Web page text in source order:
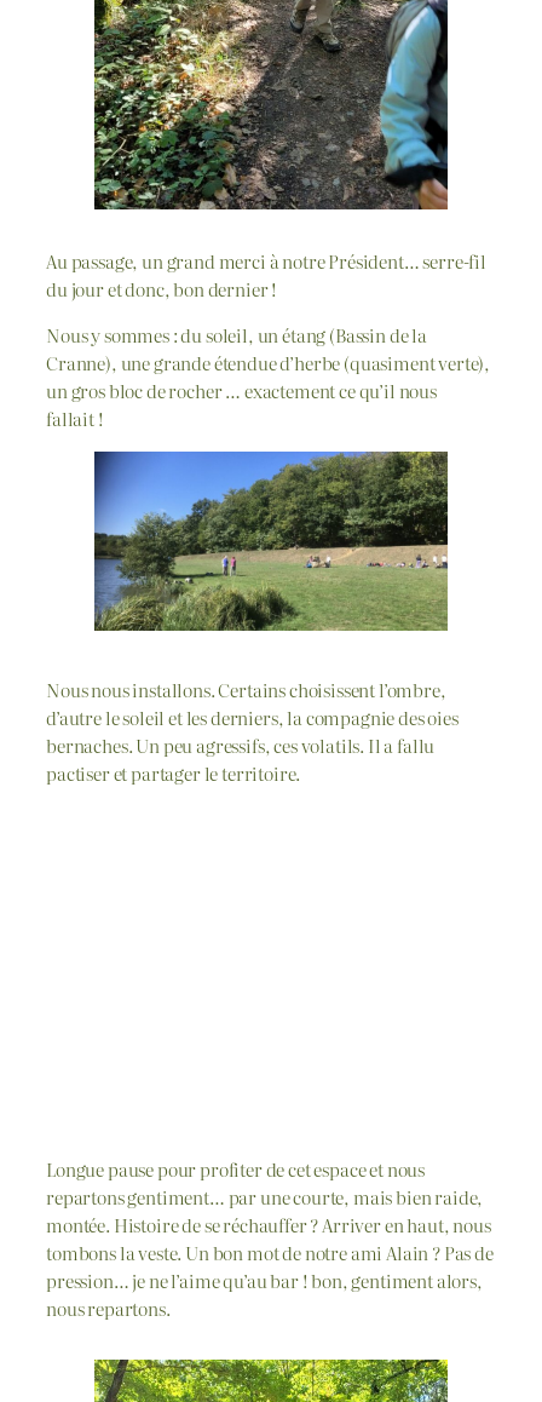
Au passage, un grand merci à notre Président… serre-fil
du jour et donc, bon dernier !
Nous y sommes : du soleil, un étang (Bassin de la
Cranne), une grande étendue d’herbe (quasiment verte),
un gros bloc de rocher … exactement ce qu’il nous
fallait !
Nous nous installons. Certains choisissent l’ombre,
d’autre le soleil et les derniers, la compagnie des oies
bernaches. Un peu agressifs, ces volatils. Il a fallu
pactiser et partager le territoire.
Longue pause pour profiter de cet espace et nous
repartons gentiment… par une courte, mais bien raide,
montée. Histoire de se réchauffer ? Arriver en haut, nous
tombons la veste. Un bon mot de notre ami Alain ? Pas de
pression… je ne l’aime qu’au bar ! bon, gentiment alors,
nous repartons.